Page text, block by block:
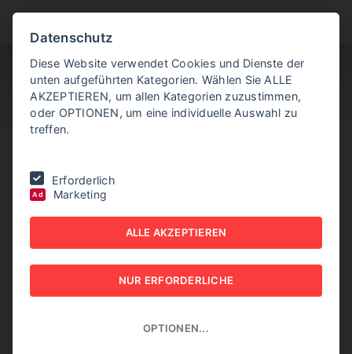
ein Bahnticket für ganz Europa
EU-KOMMISSION WILL
EIN BAHNTICKET FÜR
GANZ EUROPA
Datenschutz
Diese Website verwendet Cookies und Dienste der
unten aufgeführten Kategorien. Wählen Sie ALLE
AKZEPTIEREN, um allen Kategorien zuzustimmen,
oder OPTIONEN, um eine individuelle Auswahl zu
treffen.
Erforderlich
Ad Marketing
ALLE AKZEPTIEREN
NUR ERFORDERLICHE
OPTIONEN...